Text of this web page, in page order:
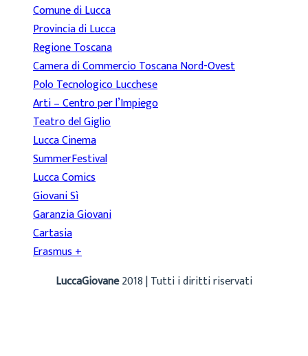
Comune di Lucca
Provincia di Lucca
Regione Toscana
Camera di Commercio Toscana Nord-Ovest
Polo Tecnologico Lucchese
Arti – Centro per l’Impiego
Teatro del Giglio
Lucca Cinema
SummerFestival
Lucca Comics
Giovani Sì
Garanzia Giovani
Cartasia
Erasmus +
LuccaGiovane2018 | Tutti i diritti riservati